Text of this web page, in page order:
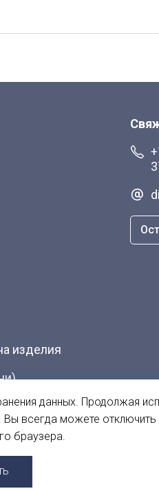
изделия
данных. Продолжая
Вы всегда можете
браузера.